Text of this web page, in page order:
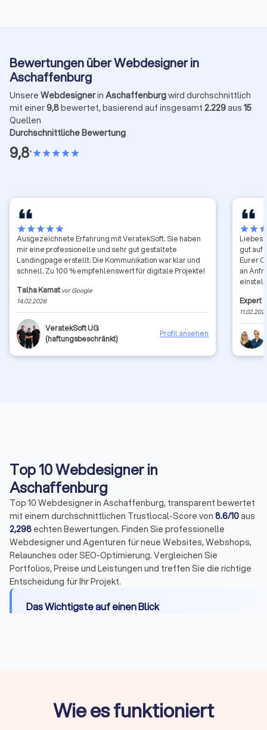
Bewertungen über Webdesigner in
Aschaffenburg
Unsere Webdesignerin Aschaffenburgwird durchschnittlich
mit einer9,8bewertet, basierend auf insgesamt 2.229aus 15
Quellen
Durchschnittliche Bewertung
9,8•starstarstarstarstar
starstarstarstarstar
Ausgezeichnete Erfahrung mit VeratekSoft. Sie haben
mir eine professionelle und sehr gut gestaltete
Landingpage erstellt. Die Kommunikation war klar und
schnell. Zu 100 % empfehlenswert für digitale Projekte!
Talha Kamat vor Google
14.02.2026
VeratekSoft UG
(haftungsbeschränkt)
Profil ansehen
starstar
Liebes
gut
Eurer
an
Grüße
Expert
Top 10 Webdesigner in
Aschaffenburg
Top 10 Webdesigner in Aschaffenburg, transparent bewertet
mit einem durchschnittlichen Trustlocal-Score von 8.6/10aus
2,298 echten Bewertungen. Finden Sie professionelle
Webdesigner und Agenturen für neue Websites, Webshops,
Relaunches oder SEO-Optimierung. Vergleichen Sie
Portfolios, Preise und Leistungen und treffen Sie die richtige
Entscheidung für Ihr Projekt.
Das Wichtigste auf einen Blick
20.000 € für Shops
Wie es funktioniert